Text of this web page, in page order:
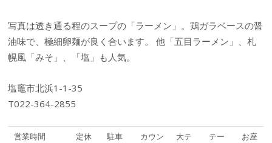
写真は透き通る程のスープの「ラーメン」。鶏ガラベースの醤
油味で、極細卵麺が良く合います。 他「五目ラーメン」、札
幌風「みそ」、「塩」も人気。
塩竈市北浜1-1-35
T022-364-2855
営業時間
定休
駐車
カウン
大テ
テー
お座